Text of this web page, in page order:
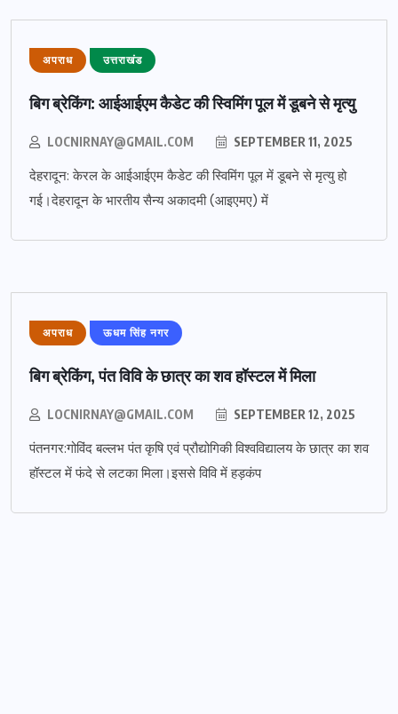
अपराध उत्तराखंड
बिग ब्रेकिंग: आईआईएम कैडेट की स्विमिंग पूल में डूबने से मृत्यु
LOCNIRNAY@GMAIL.COM SEPTEMBER 11, 2025
देहरादून: केरल के आईआईएम कैडेट की स्विमिंग पूल में डूबने से मृत्यु हो
गई।देहरादून के भारतीय सैन्य अकादमी (आइएमए) में
अपराध ऊधम सिंह नगर
बिग ब्रेकिंग, पंत विवि के छात्र का शव हॉस्टल में मिला
LOCNIRNAY@GMAIL.COM SEPTEMBER 12, 2025
पंतनगर:गोविंद बल्लभ पंत कृषि एवं प्रौद्योगिकी विश्वविद्यालय के छात्र का शव
हॉस्टल में फंदे से लटका मिला।इससे विवि में हड़कंप